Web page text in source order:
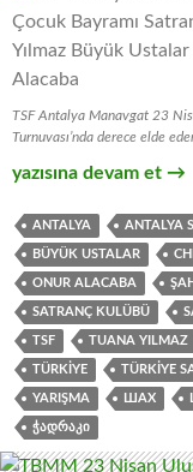
TSF Antalya Manavgat 23
Turnuvası’nda derece elde
Manavgat 23 Nisan
yazısına devam et →
ANTALYA ANTALYA
BÜYÜK USTALAR
ONUR ALACABA
SATRANÇ KULÜBÜ
TSF TUANA YILMAZ
TÜRKIYE TÜRKIYE
YARIŞMA ШАХ
ᲭᲐᲓᲠᲐᲙᲘ